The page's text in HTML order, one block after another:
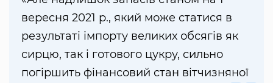
вересня 2021 р., який може статися в
результаті імпорту великих обсягів як
сирцю, так і готового цукру, сильно
погіршить фінансовий стан вітчизняної